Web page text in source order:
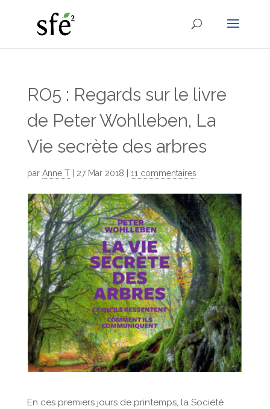
RO5 : Regards sur le livre
de Peter Wohlleben, La
Vie secrète des arbres
par Anne T| 27 Mar 2018 11 commentaires
En ces premiers jours de printemps, la Société